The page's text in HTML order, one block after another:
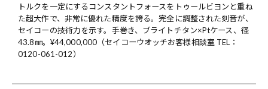
トルクを一定にするコンスタントフォースをトゥールビヨンと重ね
た超大作で、非常に優れた精度を誇る。完全に調整された刻音が、
セイコーの技術力を示す。手巻き、ブライトチタン×Ptケース、径
43.8㎜。¥44,000,000（セイコーウオッチお客様相談室 TEL：
0120-061-012）